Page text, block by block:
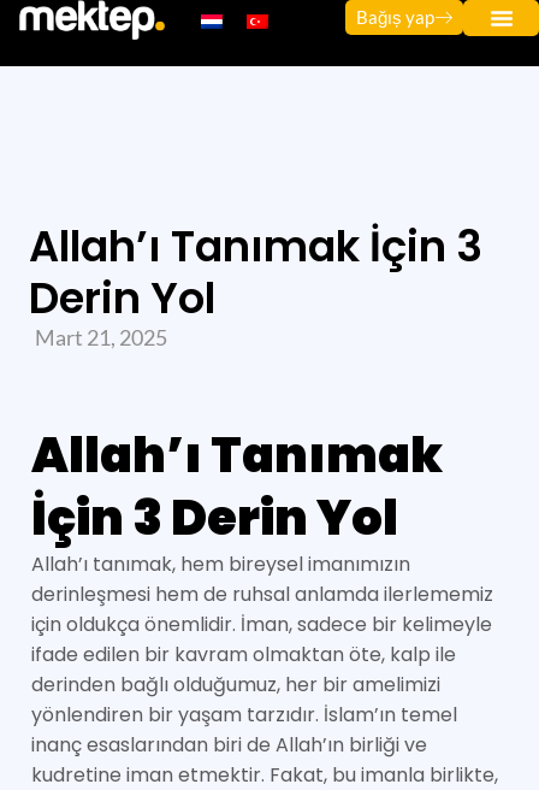
Bağıș yap
Allah’ı Tanımak İçin 3
Derin Yol
Mart 21, 2025
Allah’ı Tanımak
İçin 3 Derin Yol
Allah’ı tanımak, hem bireysel imanımızın
derinleşmesi hem de ruhsal anlamda ilerlememiz
için oldukça önemlidir. İman, sadece bir kelimeyle
ifade edilen bir kavram olmaktan öte, kalp ile
derinden bağlı olduğumuz, her bir amelimizi
yönlendiren bir yaşam tarzıdır. İslam’ın temel
inanç esaslarından biri de Allah’ın birliği ve
kudretine iman etmektir. Fakat, bu imanla birlikte,